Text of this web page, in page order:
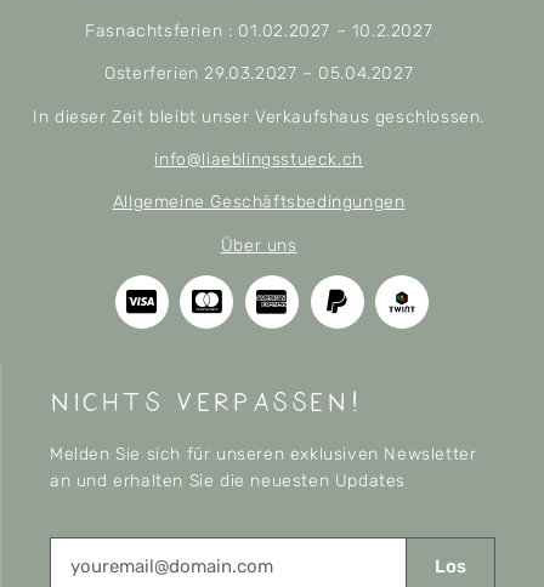
Fasnachtsferien : 01.02.2027 – 10.2.2027
Osterferien 29.03.2027 – 05.04.2027
In dieser Zeit bleibt unser Verkaufshaus geschlossen.
info@liaeblingsstueck.ch
Allgemeine Geschäftsbedingungen
Über uns
nichts verpassen!
Melden Sie sich für unseren exklusiven Newsletter
an und erhalten Sie die neuesten Updates
Los